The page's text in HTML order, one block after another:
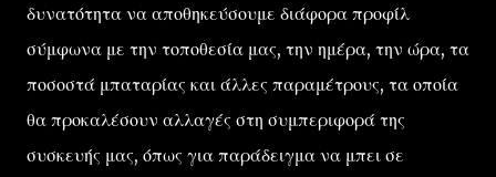
δυνατότητα να αποθηκεύσουμε διάφορα προφίλ
σύμφωνα με την τοποθεσία μας, την ημέρα, την ώρα, τα
ποσοστά μπαταρίας και άλλες παραμέτρους, τα οποία
θα προκαλέσουν αλλαγές στη συμπεριφορά της
συσκευής μας, όπως για παράδειγμα να μπει σε